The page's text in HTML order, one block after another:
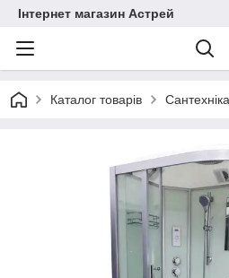
Інтернет магазин Астрей
Каталог товарів Сантехніка